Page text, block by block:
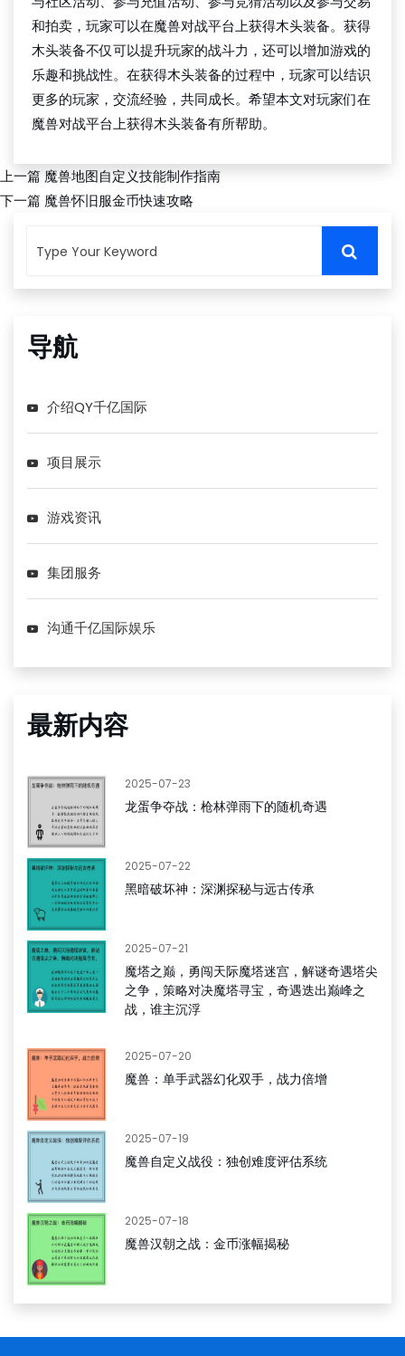
和拍卖，玩家可以在魔兽对战平台上获得木头装备。获得
木头装备不仅可以提升玩家的战斗力，还可以增加游戏的
乐趣和挑战性。在获得木头装备的过程中，玩家可以结识
更多的玩家，交流经验，共同成长。希望本文对玩家们在
魔兽对战平台上获得木头装备有所帮助。
上一篇 魔兽地图自定义技能制作指南
下一篇 魔兽怀旧服金币快速攻略
导航
介绍QY千亿国际
项目展示
游戏资讯
集团服务
沟通千亿国际娱乐
最新内容
2025-07-23
龙蛋争夺战：枪林弹雨下的随机奇遇
2025-07-22
黑暗破坏神：深渊探秘与远古传承
2025-07-21
魔塔之巅，勇闯天际魔塔迷宫，解谜奇遇塔尖
之争，策略对决魔塔寻宝，奇遇迭出巅峰之
战，谁主沉浮
2025-07-20
魔兽：单手武器幻化双手，战力倍增
2025-07-19
魔兽自定义战役：独创难度评估系统
2025-07-18
魔兽汉朝之战：金币涨幅揭秘